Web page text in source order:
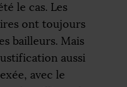
le cas. Les
ont toujours
bailleurs. Mais
aussi
avec le